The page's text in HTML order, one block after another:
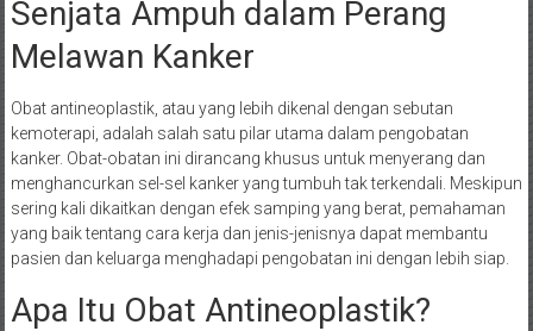
Senjata Ampuh dalam Perang
Melawan Kanker
Obat antineoplastik, atau yang lebih dikenal dengan sebutan
kemoterapi, adalah salah satu pilar utama dalam pengobatan
kanker. Obat-obatan ini dirancang khusus untuk menyerang dan
menghancurkan sel-sel kanker yang tumbuh tak terkendali. Meskipun
sering kali dikaitkan dengan efek samping yang berat, pemahaman
yang baik tentang cara kerja dan jenis-jenisnya dapat membantu
pasien dan keluarga menghadapi pengobatan ini dengan lebih siap.
Apa Itu Obat Antineoplastik?